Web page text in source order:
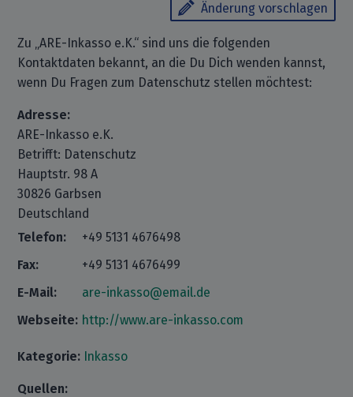
Änderung vorschlagen
Zu „ARE-Inkasso e.K.“ sind uns die folgenden
Kontaktdaten bekannt, an die Du Dich wenden kannst,
wenn Du Fragen zum Datenschutz stellen möchtest:
Adresse:
ARE-Inkasso e.K.
Betrifft: Datenschutz
Hauptstr. 98 A
30826 Garbsen
Deutschland
Telefon:
+49 5131 4676498
Fax:
+49 5131 4676499
E-Mail:
are-inkasso@email.de
Webseite: http://www.are-inkasso.com
Kategorie: Inkasso
Quellen: